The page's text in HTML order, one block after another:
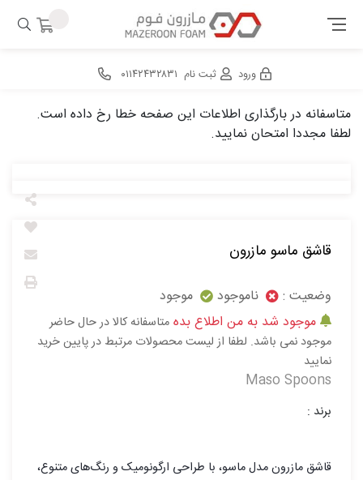
ورود ثبت نام ۰۱۱۴۲۴۳۲۸۳۱
متاسفانه در بارگذاری اطلاعات این صفحه خطا رخ داده است.
لطفا مجددا امتحان نمایید.
قاشق ماسو مازرون
وضعیت : ناموجود
موجود
موجود شد به من اطلاع بده متاسفانه کالا در حال حاضر
موجود نمی باشد. لطفا از لیست محصولات مرتبط در پایین خرید
نمایید
Maso Spoons
برند :
قاشق مازرون مدل ماسو، با طراحی ارگونومیک و رنگ‌های متنوع،